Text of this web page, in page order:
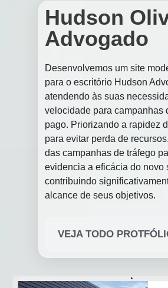
Hudson
Advogado
Desenvolvemos um site
para o escritório Hudson
atendendo às suas
velocidade para campanhas
pago. Priorizando a rapidez
para evitar perda de
das campanhas de tráfego
evidencia a eficácia do novo
contribuindo
alcance de seus objetivos.
VEJA TODO